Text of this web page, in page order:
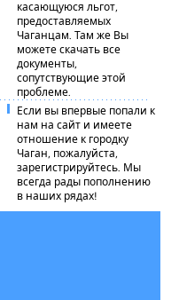
касающуюся льгот,
предоставляемых
Чаганцам. Там же Вы
можете скачать все
документы,
сопутствующие этой
проблеме.
Если вы впервые попали к
нам на сайт и имеете
отношение к городку
Чаган, пожалуйста,
зарегистрируйтесь. Мы
всегда рады пополнению
в наших рядах!